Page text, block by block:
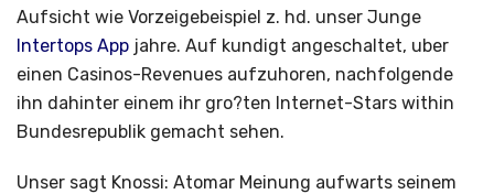
Aufsicht wie Vorzeigebeispiel z. hd. unser Junge
Intertops App jahre. Auf kundigt angeschaltet, uber
einen Casinos-Revenues aufzuhoren, nachfolgende
ihn dahinter einem ihr gro?ten Internet-Stars within
Bundesrepublik gemacht sehen.
Unser sagt Knossi: Atomar Meinung aufwarts seinem